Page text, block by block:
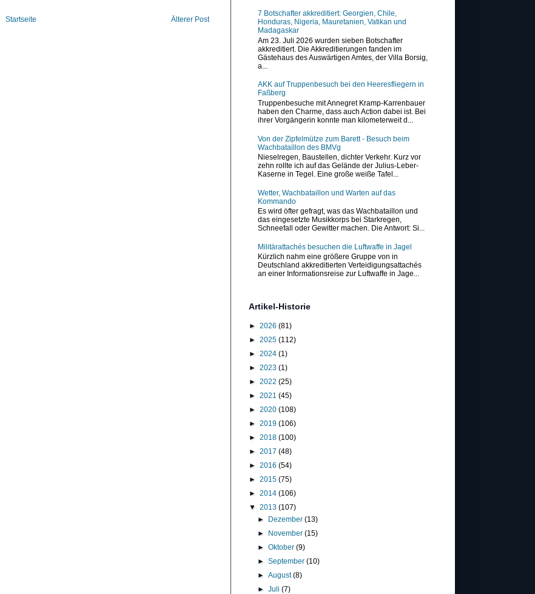
Älterer Post
Startseite
7 Botschafter akkreditiert: Georgien, Chile,
Honduras, Nigeria, Mauretanien, Vatikan und
Madagaskar
Am 23. Juli 2026 wurden sieben Botschafter
akkreditiert. Die Akkreditierungen fanden im
Gästehaus des Auswärtigen Amtes, der Villa Borsig,
a...
AKK auf Truppenbesuch bei den Heeresfliegern in
Faßberg
Truppenbesuche mit Annegret Kramp-Karrenbauer
haben den Charme, dass auch Action dabei ist. Bei
ihrer Vorgängerin konnte man kilometerweit d...
Von der Zipfelmütze zum Barett - Besuch beim
Wachbataillon des BMVg
Nieselregen, Baustellen, dichter Verkehr. Kurz vor
zehn rollte ich auf das Gelände der Julius-Leber-
Kaserne in Tegel. Eine große weiße Tafel...
Wetter, Wachbataillon und Warten auf das
Kommando
Es wird öfter gefragt, was das Wachbataillon und
das eingesetzte Musikkorps bei Starkregen,
Schneefall oder Gewitter machen. Die Antwort: Si...
Militärattachés besuchen die Luftwaffe in Jagel
Kürzlich nahm eine größere Gruppe von in
Deutschland akkreditierten Verteidigungsattachés
an einer Informationsreise zur Luftwaffe in Jage...
Artikel-Historie
► 2026 (81)
► 2025 (112)
► 2024 (1)
► 2023 (1)
► 2022 (25)
► 2021 (45)
► 2020 (108)
► 2019 (106)
► 2018 (100)
► 2017 (48)
► 2016 (54)
► 2015 (75)
► 2014 (106)
▼ 2013 (107)
► Dezember(13)
► November(15)
►Oktober(9)
►September(10)
►August(8)
►Juli(7)